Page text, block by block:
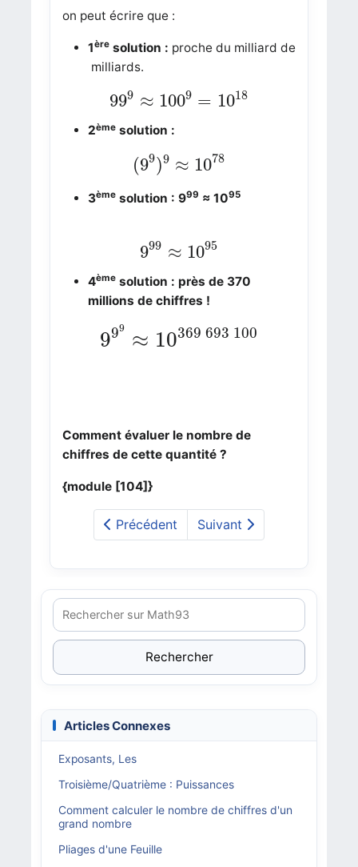
on peut écrire que :
1èresolution : proche du milliard de
milliards.
999 ≈ 1009 = 1018
99 100 9 18
2èmesolution :
(99)9 ≈ 1078
( 99 )9 10 78
3èmesolution : 999 ≈ 1095
999 ≈ 1095
999 10 95
4èmesolution : près de 370
millions de chiffres !
999 ≈ 10369 693 100
999 369 693 100
Comment évaluer le nombre de
chiffres de cette quantité ?
{module [104]}
Précédent Suivant
Rechercher
Articles Connexes
Exposants, Les
Troisième/Quatrième : Puissances
Comment calculer le nombre de chiffres d'un
grand nombre
Pliages d'une Feuille